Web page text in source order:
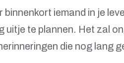
binnenkort iemand in je
uitje te plannen. Het zal
die nog lang